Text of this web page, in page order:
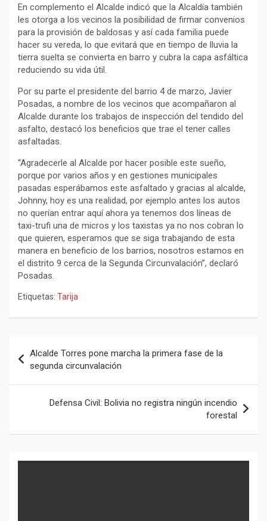
En complemento el Alcalde indicó que la Alcaldía también
les otorga a los vecinos la posibilidad de firmar convenios
para la provisión de baldosas y así cada familia puede
hacer su vereda, lo que evitará que en tiempo de lluvia la
tierra suelta se convierta en barro y cubra la capa asfáltica
reduciendo su vida útil.
Por su parte el presidente del barrio 4 de marzo, Javier
Posadas, a nombre de los vecinos que acompañaron al
Alcalde durante los trabajos de inspección del tendido del
asfalto, destacó los beneficios que trae el tener calles
asfaltadas.
“Agradecerle al Alcalde por hacer posible este sueño,
porque por varios años y en gestiones municipales
pasadas esperábamos este asfaltado y gracias al alcalde,
Johnny, hoy es una realidad, por ejemplo antes los autos
no querían entrar aquí ahora ya tenemos dos líneas de
taxi-trufi una de micros y los taxistas ya no nos cobran lo
que quieren, esperamos que se siga trabajando de esta
manera en beneficio de los barrios, nosotros estamos en
el distrito 9 cerca de la Segunda Circunvalación”, declaró
Posadas.
Etiquetas: Tarija
de
entradas
Alcalde Torres pone marcha la primera fase de la
segunda circunvalación
Defensa Civil: Bolivia no registra ningún incendio
forestal